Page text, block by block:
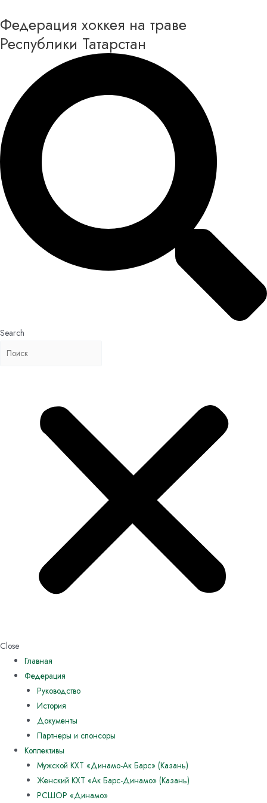
к
содержимому
Федерация хоккея на траве
Республики Татарстан
Search
Close
Главная
Федерация
Руководство
История
Документы
Партнеры и спонсоры
Коллективы
Мужской КХТ «Динамо-Ак Барс» (Казань)
Женский КХТ «Ак Барс-Динамо» (Казань)
РСШОР «Динамо»